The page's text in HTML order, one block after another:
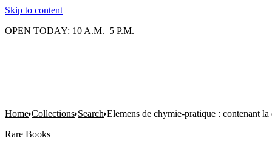
Skip to content
OPEN TODAY: 10 A.M.–5 P.M.
Home Collections Search Elemens de chymie-pratique : contenant
Rare Books